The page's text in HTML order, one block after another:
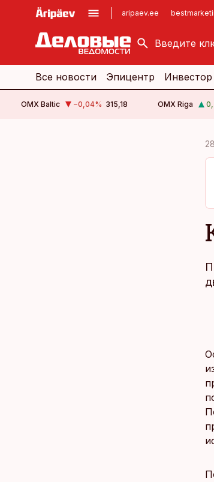
aripaev.ee
kinnisvarauudised.ee
logistikauudised.ee
Все новости Эпицентр Инвестор
OMX Baltic −0,04% 315,18 OMX Riga